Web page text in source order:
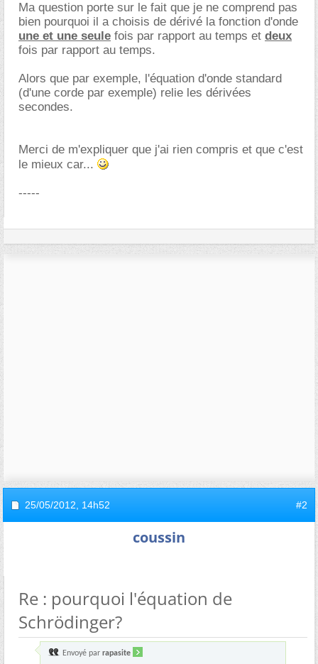
Ma question porte sur le fait que je ne comprend pas
bien pourquoi il a choisis de dérivé la fonction d'onde
une et une seule fois par rapport au temps et deux
fois par rapport au temps.
Alors que par exemple, l'équation d'onde standard
(d'une corde par exemple) relie les dérivées
secondes.
Merci de m'expliquer que j'ai rien compris et que c'est
le mieux car...
-----
25/05/2012, 14h52 #2
coussin
Re : pourquoi l'équation de
Schrödinger?
Envoyé par rapasite